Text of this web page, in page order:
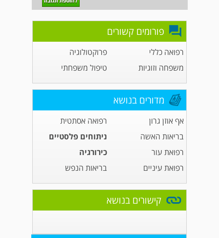
פורומים קשורים
רפואה כללי
פרוקטולוגיה
משפחה וזוגיות
טיפול משפחתי
מדורים בנושא
אף אוזן גרון
רפואה אסתטית
בריאות האשה
ניתוחים פלסטיים
רפואת עור
כירורגיה
רפואת עיניים
בריאות הנפש
קישורים בנושא